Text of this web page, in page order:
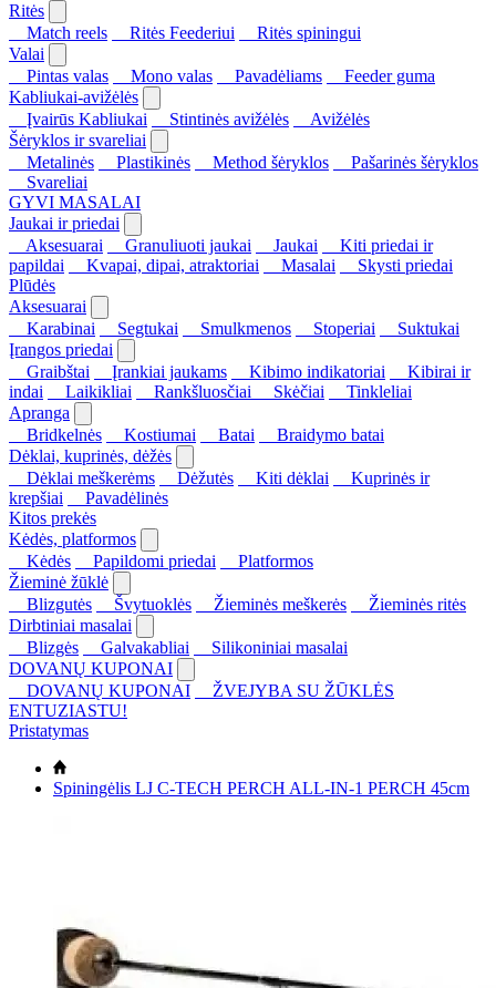
Ritės
Match reels
Ritės Feederiui
Ritės spiningui
Valai
Pintas valas
Mono valas Pavadėliams
Feeder guma
Kabliukai-avižėlės
Įvairūs Kabliukai
Stintinės avižėlės
Avižėlės
Šėryklos ir svareliai
Metalinės
Plastikinės Method šėryklos
Pašarinės šėryklos
Svareliai
GYVI MASALAI
Jaukai ir priedai
Aksesuarai
Granuliuoti jaukai Jaukai
Kiti priedai ir
papildai
Kvapai, dipai, atraktoriai Masalai
Skysti priedai
Plūdės
Aksesuarai
Karabinai
Segtukai Smulkmenos Stoperiai
Suktukai
Įrangos priedai
Graibštai
Įrankiai jaukams Kibimo indikatoriai
Kibirai ir
indai
Laikikliai Rankšluosčiai Skėčiai
Tinkleliai
Apranga
Bridkelnės
Kostiumai Batai
Braidymo batai
Dėklai, kuprinės, dėžės
Dėklai meškerėms
Dėžutės Kiti dėklai
Kuprinės ir
krepšiai
Pavadėlinės
Kitos prekės
Kėdės, platformos
Kėdės
Papildomi priedai
Platformos
Žieminė žūklė
Blizgutės
Švytuoklės Žieminės meškerės
Žieminės ritės
Dirbtiniai masalai
Blizgės
Galvakabliai
Silikoniniai masalai
DOVANŲ KUPONAI
DOVANŲ KUPONAI
ŽVEJYBA SU ŽŪKLĖS
ENTUZIASTU!
Pristatymas
Spiningėlis LJ C-TECH PERCH ALL-IN-1 PERCH 45cm